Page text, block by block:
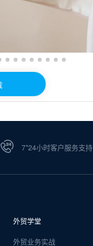
7*24小时客户服务支持
外贸学堂
外贸业务实战